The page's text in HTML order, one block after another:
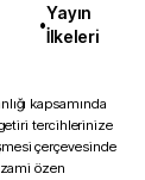
•
Yayın
İlkeleri
kapsamında
tercihlerinize
çerçevesinde
özen